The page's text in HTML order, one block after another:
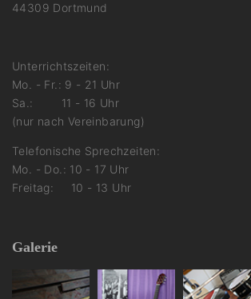
44309 Dortmund
Unterrichtszeiten:
Mo. - Fr.: 9 - 21 Uhr
Sa.: 11 - 16 Uhr
(nur nach Vereinbarung)
Telefonische Sprechzeiten:
Mo. - Do.: 10 - 17 Uhr
Freitag: 10 - 13 Uhr
Galerie